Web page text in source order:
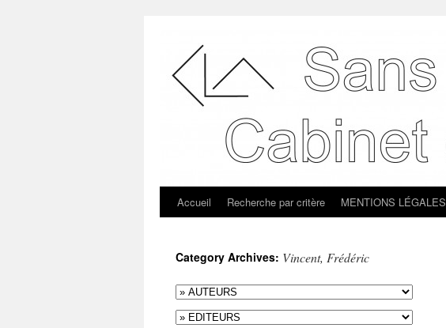
Accueil Recherche par critère MENTIONS LÉGALES
Category Archives: Vincent, Frédéric